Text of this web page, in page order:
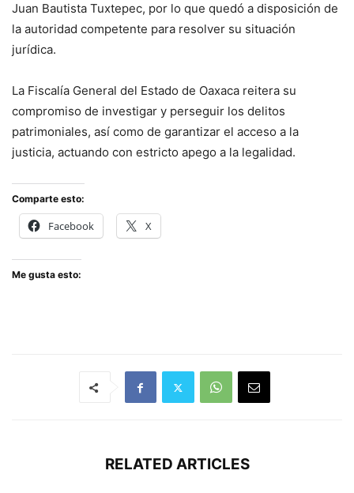
Juan Bautista Tuxtepec, por lo que quedó a disposición de
la autoridad competente para resolver su situación
jurídica.
La Fiscalía General del Estado de Oaxaca reitera su
compromiso de investigar y perseguir los delitos
patrimoniales, así como de garantizar el acceso a la
justicia, actuando con estricto apego a la legalidad.
Comparte esto:
Facebook X
Me gusta esto:
RELATED ARTICLES